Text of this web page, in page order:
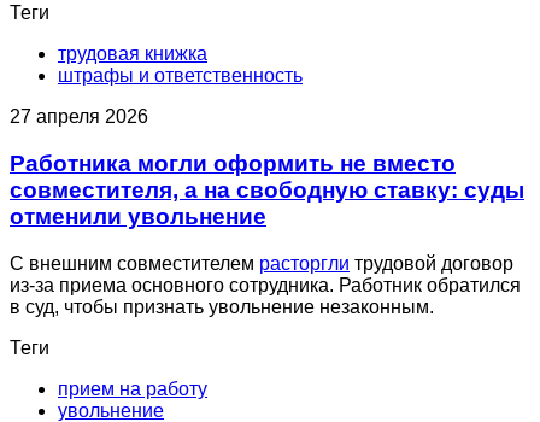
Теги
трудовая книжка
штрафы и ответственность
27 апреля 2026
Работника могли оформить не вместо
совместителя, а на свободную ставку: суды
отменили увольнение
С внешним совместителем расторгли трудовой договор
из-за приема основного сотрудника. Работник обратился
в суд, чтобы признать увольнение незаконным.
Теги
прием на работу
увольнение